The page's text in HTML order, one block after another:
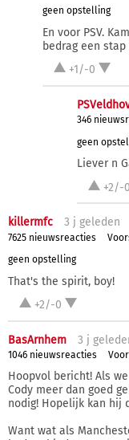
geen opstelling
En voor PSV.
bedrag een
+1/-0
346
geen
Liever n
+2/-0
killermfc 3 j geleden
7625 nieuwsreacties
geen opstelling
That's the spirit, boy!
+2/-0
BasArnhem 3 j
1046 nieuwsreacties
Hoopvol bericht! Als
Cody meer dan goed
nodig! Hopelijk kan hij
Want wat als